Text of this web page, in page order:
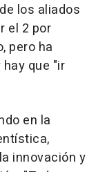
los aliados
el 2 por
pero ha
que "ir
en la
innovación y